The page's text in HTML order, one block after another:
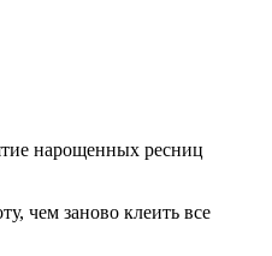
нарощенных ресниц
чем заново клеить все